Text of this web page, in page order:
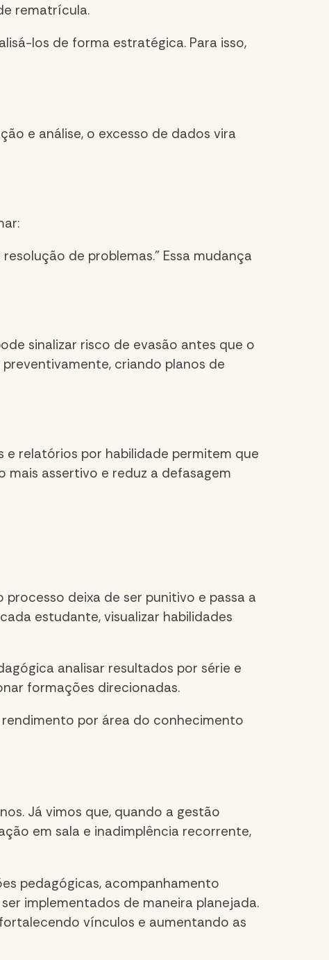
rematrícula.
los de forma estratégica. Para isso,
e análise, o excesso de dados vira
de problemas.” Essa mudança
sinalizar risco de evasão antes que o
criando planos de
e relatórios por habilidade permitem que
assertivo e reduz a defasagem
deixa de ser punitivo e passa a
estudante, visualizar habilidades
analisar resultados por série e
formações direcionadas.
por área do conhecimento
Já vimos que, quando a gestão
em sala e inadimplência recorrente,
pedagógicas, acompanhamento
implementados de maneira planejada.
vínculos e aumentando as